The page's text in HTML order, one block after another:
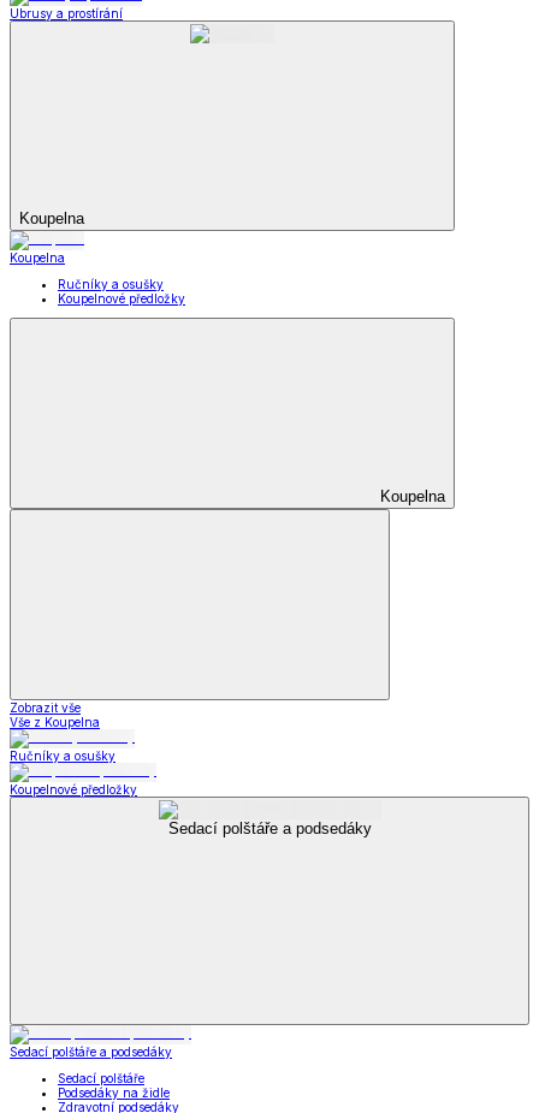
Ubrusy a prostírání
Koupelna
Koupelna
Ručníky a osušky
Koupelnové předložky
Koupelna
Zobrazit vše
Vše z Koupelna
Ručníky a osušky
Koupelnové předložky
Sedací polštáře a podsedáky
Sedací polštáře a podsedáky
Sedací polštáře
Podsedáky na židle
Zdravotní podsedáky